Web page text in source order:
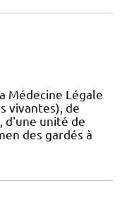
Médecine Légale
vivantes), de
d'une unité de
des gardés à